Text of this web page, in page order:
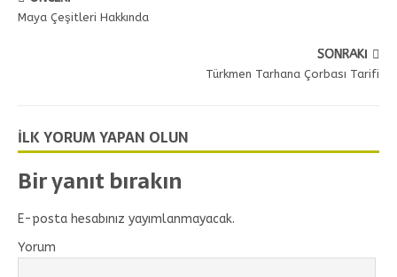
Maya Çeşitleri Hakkında
SONRAKI
Türkmen Tarhana Çorbası Tarifi
İLK YORUM YAPAN OLUN
Bir yanıt bırakın
E-posta hesabınız yayımlanmayacak.
Yorum